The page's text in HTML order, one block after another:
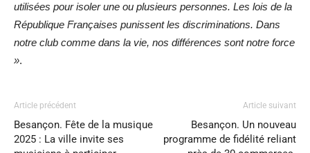
utilisées pour isoler une ou plusieurs personnes. Les lois de la
République Françaises punissent les discriminations. Dans
notre club comme dans la vie, nos différences sont notre force
».
Article précédent
Besançon. Fête de la musique
2025 : La ville invite ses
Article suivant
Besançon. Un nouveau
programme de fidélité reliant